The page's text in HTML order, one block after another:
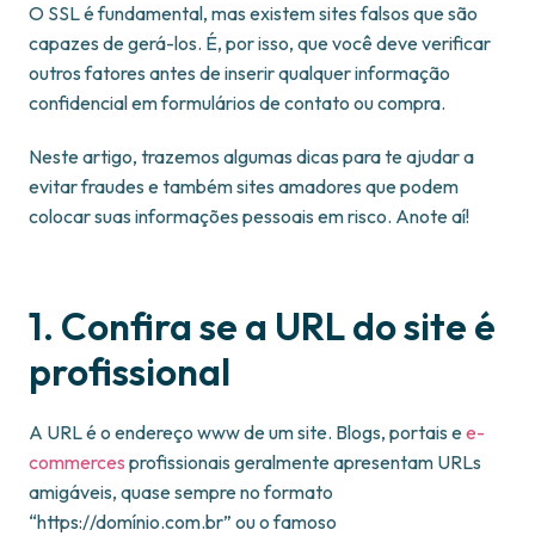
O SSL é fundamental, mas existem sites falsos que são
capazes de gerá-los. É, por isso, que você deve verificar
outros fatores antes de inserir qualquer informação
confidencial em formulários de contato ou compra.
Neste artigo, trazemos algumas dicas para te ajudar a
evitar fraudes e também sites amadores que podem
colocar suas informações pessoais em risco. Anote aí!
1. Confira se a URL do site é
profissional
A URL é o endereço www de um site. Blogs, portais ee-
commerces profissionais geralmente apresentam URLs
amigáveis, quase sempre no formato
“https://domínio.com.br” ou o famoso